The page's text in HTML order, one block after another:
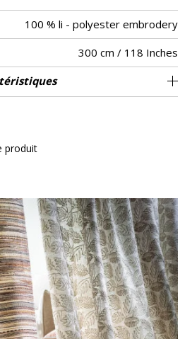
100 % li - polyester embrodery
300 cm / 118 Inches
Raccord libre
De haut
170
Turquie
21 cm / 8 Inches
25 cm / 10 Inches
produit